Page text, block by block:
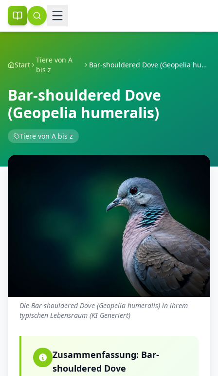
Start
Tiere von A
bis z
Bar-shouldered Dove (Geopelia humeralis)
Bar-shouldered Dove
(Geopelia humeralis)
Tiere von A bis z
Die Bar-shouldered Dove (Geopelia humeralis) in ihrem
typischen Lebensraum (KI Generiert)
Zusammenfassung: Bar-
shouldered Dove